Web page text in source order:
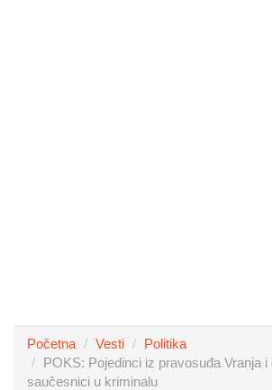
Početna Vesti
Politika
POKS: Pojedinci iz pravosuđa Vranja i
saučesnici u kriminalu